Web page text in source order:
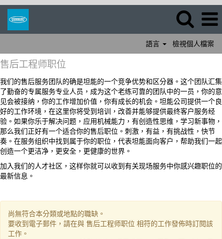
語言 檢視個人檔案
售
后
工
程
师
职
位
售后工程师职位
我们的售后服务团队的确是坦能的一个竞争优势和区分器。这个团队汇集
了勤奋的专属服务专业人员，成为这个老练可靠的团队中的一员，你的意
见会被接纳，你的工作增加价值，你有成长的机会。坦能公司提供一个良
好的工作环境，在这里你将受到培训，改善并能够提供最终客户服务经
验。如果你乐于解决问题，应用机械能力，有创造性思维，学习新事物，
那么我们正好有一个适合你的售后职位。刺激，有益，有挑战性，快节
奏。在服务组织中找到属于你的职位，代表坦能面向客户，帮助我们一起
创造一个更洁净，更安全，更健康的世界。
加入我们的人才社区，这样你就可以收到有关现场服务中你感兴趣职位的
最新信息。
尚無符合本分類或地點的職缺。
要收到電子郵件，請在與 售后工程师职位 相符的工作發佈時訂閱該
工作。